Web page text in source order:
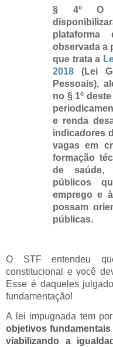
§ 4º O
observada a
que trata a
2018 (Lei
Pessoais),
no § 1º
e renda
indicadores
vagas em
formação
de saúde,
públicos
emprego e
possam
públicas.
O STF entendeu
constitucional e você
Esse é daqueles
fundamentação!
A lei impugnada tem
objetivos fundamentais
viabilizando a